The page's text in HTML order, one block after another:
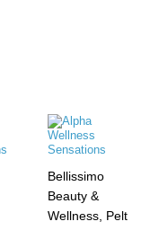
Bellissimo
Beauty &
Wellness, Pelt